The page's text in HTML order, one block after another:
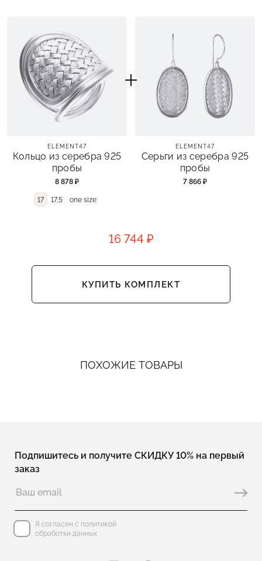
ELEMENT47
Кольцо из серебра 925
пробы
8 878 ₽
17 17,5 one size
ELEMENT47
Серьги из серебра 925
пробы
7 866 ₽
16 744 ₽
КУПИТЬ КОМПЛЕКТ
ПОХОЖИЕ ТОВАРЫ
Подпишитесь и получите СКИДКУ 10% на первый
заказ
Я согласен с политикой
обработки данных